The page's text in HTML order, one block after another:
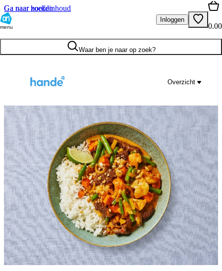
Ga naar hoofdinhoud
Ga naar zoeken
menu
Inloggen
0.00
Waar ben je naar op zoek?
Overzicht